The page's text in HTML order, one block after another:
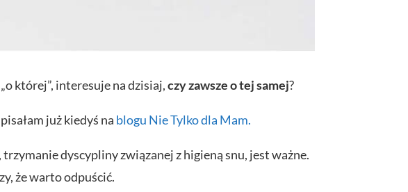
której”, interesuje na dzisiaj,czy zawsze o tej samej?
już kiedyś na blogu Nie Tylko dla Mam.
dyscypliny związanej z higieną snu, jest ważne.
że warto odpuścić.